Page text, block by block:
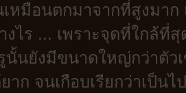
หมือนตกมาจากที่สูงมาก
งไร ... เพราะจุดที่ใกล้ที่
นั้นยังมีขนาดใหญ่กว่าตัว
าก จนเกือบเรียกว่าเป็น